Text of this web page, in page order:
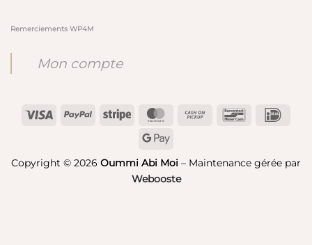
Remerciements WP4M
Mon compte
Visa PayPal Stripe MasterCard
Cash
Bancontact
Copyright © 2026 Oummi Abi Moi – Maintenance gérée par
Webooste